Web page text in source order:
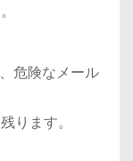
危険なメール
ります。